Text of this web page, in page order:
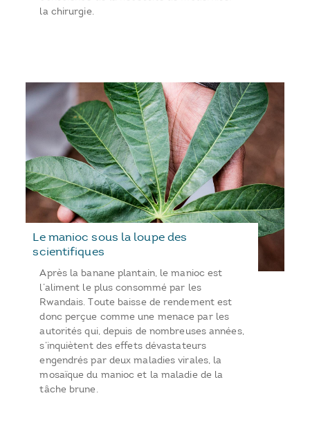
la chirurgie.
Le manioc sous la loupe des
scientifiques
Après la banane plantain, le manioc est
l’aliment le plus consommé par les
Rwandais. Toute baisse de rendement est
donc perçue comme une menace par les
autorités qui, depuis de nombreuses années,
s’inquiètent des effets dévastateurs
engendrés par deux maladies virales, la
mosaïque du manioc et la maladie de la
tâche brune.